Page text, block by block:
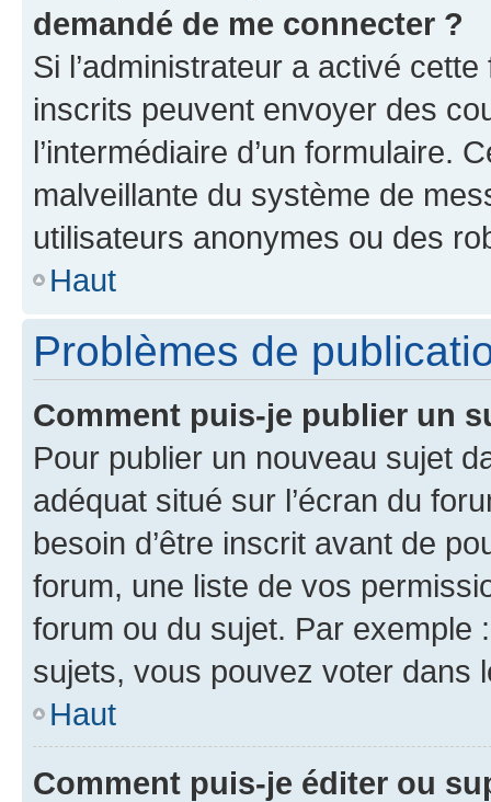
demandé de me connecter ?
Si l’administrateur a activé
inscrits peuvent envoyer des
l’intermédiaire d’un formulaire.
malveillante du système de
utilisateurs anonymes ou des
Haut
Problèmes de
Comment puis-je publier un
Pour publier un nouveau sujet
adéquat situé sur l’écran du
besoin d’être inscrit avant de
forum, une liste de vos
forum ou du sujet. Par exemple
sujets, vous pouvez voter dans
Haut
Comment puis-je éditer ou